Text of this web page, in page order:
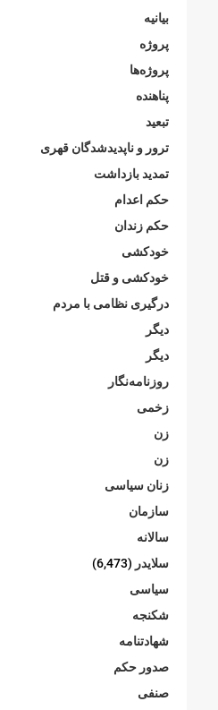
بیانیە
پروژە
پروژەها
پناهنده
تبعید
ترور و ناپدیدشدگان قهری
تمدید بازداشت
حکم اعدام
حکم زندان
خودکشی
خودکشی و قتل
درگیری نظامی با مردم
دیگر
دیگر
روزنامەنگار
زخمی
زن
زن
زنان سیاسی
سازمان
سالانە
سلایدر (6,473)
سیاسی
شکنجە
شهادتنامە
صدور حکم
صنفی